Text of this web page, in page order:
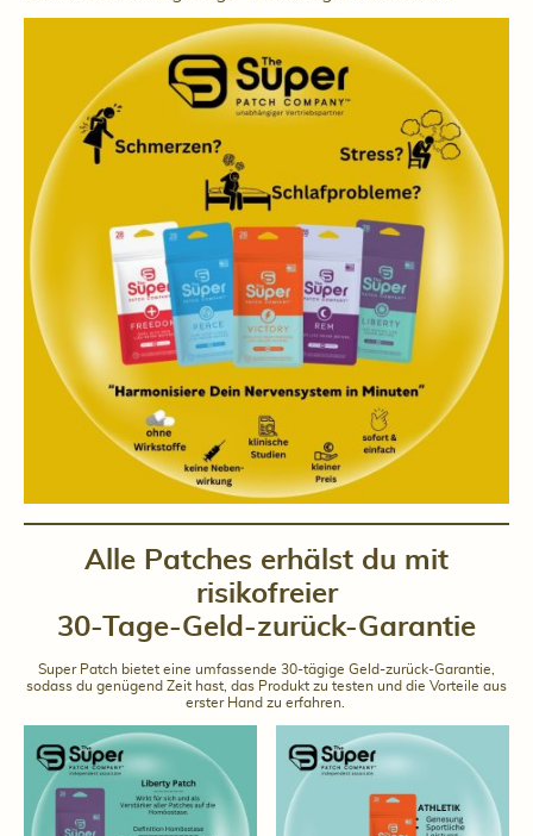
Alle Patches erhälst du mit
risikofreier
30-Tage-Geld-zurück-Garantie
Super Patch bietet eine umfassende 30-tägige Geld-zurück-Garantie,
sodass du genügend Zeit hast, das Produkt zu testen und die Vorteile aus
erster Hand zu erfahren.